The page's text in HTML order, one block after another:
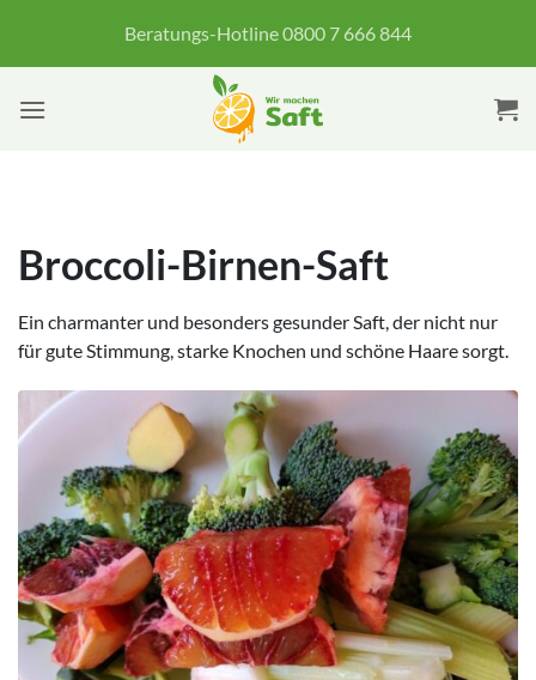
springen
Beratungs-Hotline 0800 7 666 844
Broccoli-Birnen-Saft
Ein charmanter und besonders gesunder Saft, der nicht nur
für gute Stimmung, starke Knochen und schöne Haare sorgt.